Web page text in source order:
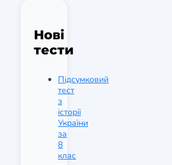
Нові
тести
Підсумковий
тест
з
історії
України
за
8
клас